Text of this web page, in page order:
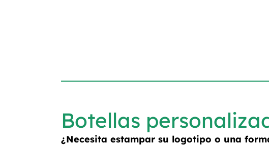
Botellas
¿Necesita estampar su logotipo o una